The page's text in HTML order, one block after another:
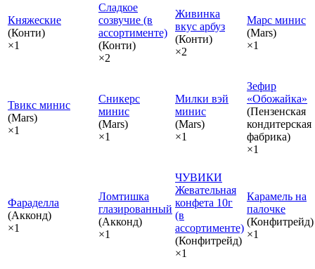
Княжеские
(Конти)
×1
Сладкое
созвучие (в
ассортименте)
(Конти)
×2
Живинка
вкус арбуз
(Конти)
×2
Марс минис
(Mars)
×1
Твикс минис
(Mars)
×1
Сникерс
минис
(Mars)
×1
Милки вэй
минис
(Mars)
×1
Зефир
«Обожайка»
(Пензенская
кондитерская
фабрика)
×1
Фараделла
(Акконд)
×1
Ломтишка
глазированный
(Акконд)
×1
ЧУВИКИ
Жевательная
конфета 10г
(в
ассортименте)
(Конфитрейд)
×1
Карамель на
палочке
(Конфитрейд)
×1